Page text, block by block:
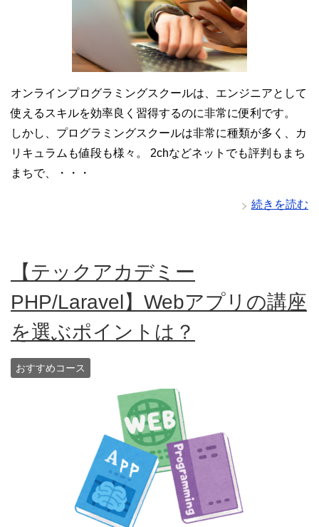
オンラインプログラミングスクールは、エンジニアとして
使えるスキルを効率良く習得するのに非常に便利です。
しかし、プログラミングスクールは非常に種類が多く、カ
リキュラムも値段も様々。 2chなどネットでも評判もまち
まちで、・・・
続きを読む
【テックアカデミー
PHP/Laravel】Webアプリの講座
を選ぶポイントは？
おすすめコース